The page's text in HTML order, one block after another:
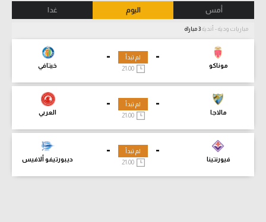
أمس اليوم غدا
مباريات ودية - أندية
-
موناكو
-
خيتافي
لم تبدأ
21:00
-
مالاجا
-
العربي
لم تبدأ
21:00
-
فيورنتينا
-
ديبورتيفو ألافيس
لم تبدأ
21:00